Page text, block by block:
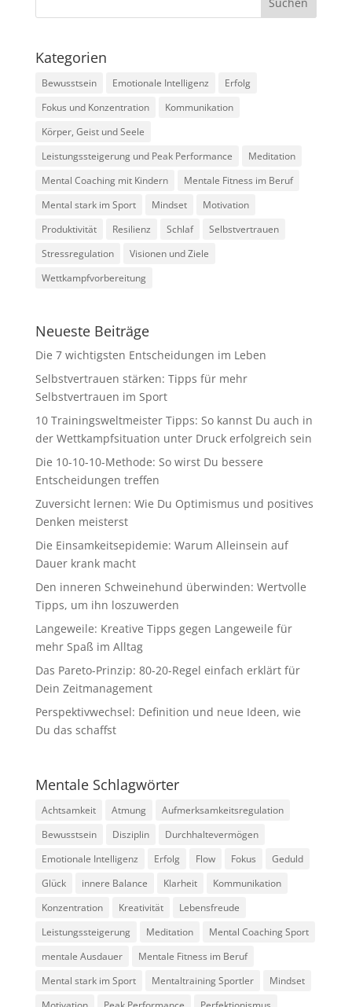
Kategorien
Bewusstsein Emotionale Intelligenz
Erfolg
Fokus und Konzentration
Kommunikation
Körper, Geist und Seele
Leistungssteigerung und Peak Performance
Meditation
Mental Coaching mit Kindern
Mentale Fitness im Beruf
Mental stark im Sport
Mindset
Motivation
Produktivität
Resilienz Schlaf
Selbstvertrauen
Stressregulation
Visionen und Ziele
Wettkampfvorbereitung
Neueste Beiträge
Die 7 wichtigsten Entscheidungen im Leben
Selbstvertrauen stärken: Tipps für mehr
Selbstvertrauen im Sport
10 Trainingsweltmeister Tipps: So kannst Du auch in
der Wettkampfsituation unter Druck erfolgreich sein
Die 10-10-10-Methode: So wirst Du bessere
Entscheidungen treffen
Zuversicht lernen: Wie Du Optimismus und positives
Denken meisterst
Die Einsamkeitsepidemie: Warum Alleinsein auf
Dauer krank macht
Den inneren Schweinehund überwinden: Wertvolle
Tipps, um ihn loszuwerden
Langeweile: Kreative Tipps gegen Langeweile für
mehr Spaß im Alltag
Das Pareto-Prinzip: 80-20-Regel einfach erklärt für
Dein Zeitmanagement
Perspektivwechsel: Definition und neue Ideen, wie
Du das schaffst
Mentale Schlagwörter
Achtsamkeit Atmung
Aufmerksamkeitsregulation
Bewusstsein
Disziplin
Durchhaltevermögen
Emotionale Intelligenz
Erfolg Flow Fokus
Geduld
Glück
innere Balance Klarheit
Kommunikation
Konzentration
Kreativität
Lebensfreude
Leistungssteigerung
Meditation
Mental Coaching Sport
mentale Ausdauer
Mentale Fitness im Beruf
Mental stark im Sport
Mentaltraining Sportler
Mindset